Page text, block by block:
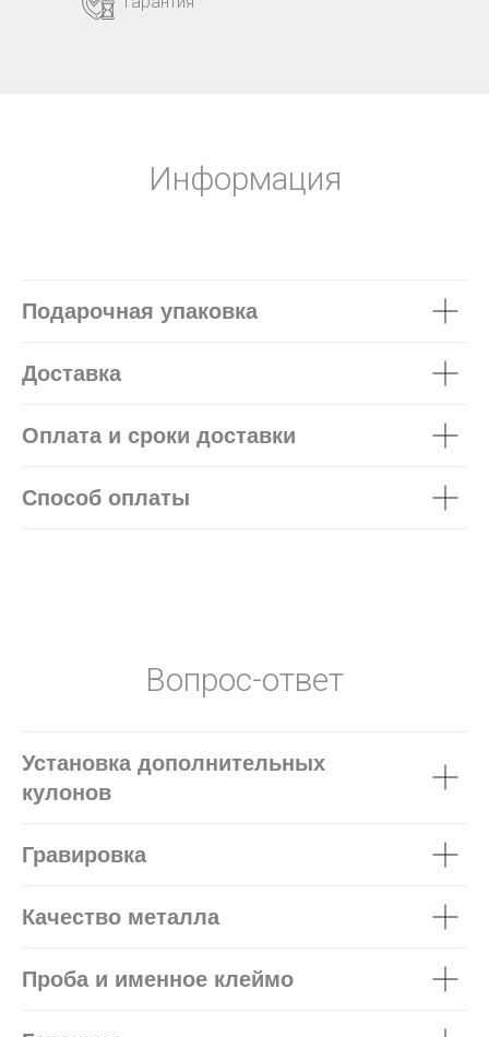
Информация
Подарочная упаковка
Доставка
Оплата и сроки доставки
Способ оплаты
Вопрос-ответ
Установка дополнительных
кулонов
Гравировка
Качество металла
Проба и именное клеймо